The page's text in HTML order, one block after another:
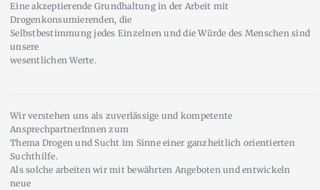
Eine akzeptierende Grundhaltung in der Arbeit mit
Drogenkonsumierenden, die
Selbstbestimmung jedes Einzelnen und die Würde des Menschen sind
unsere
wesentlichen Werte.
Wir verstehen uns als zuverlässige und kompetente
AnsprechpartnerInnen zum
Thema Drogen und Sucht im Sinne einer ganzheitlich orientierten
Suchthilfe.
Als solche arbeiten wir mit bewährten Angeboten und entwickeln
neue